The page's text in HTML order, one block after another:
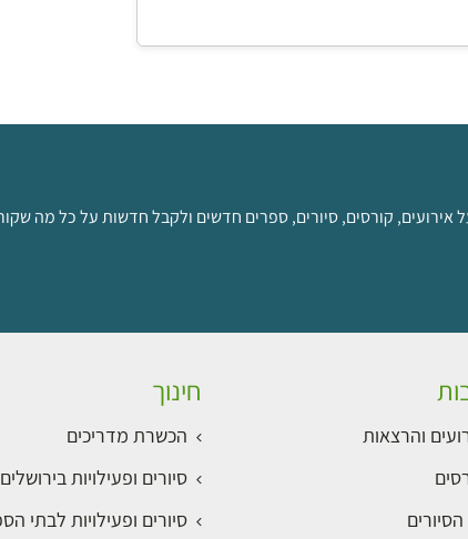
אירועים, קורסים, סיורים, ספרים חדשים ולקבל חדשות על כל מה
והרצאות
חינוך
הכשרת מדריכים
סיורים ופעילויות
סיורים ופעילויות לבתי